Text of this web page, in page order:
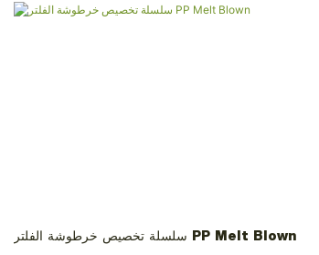
سلسلة تخصيص خرطوشة الفلتر PP Melt Blown